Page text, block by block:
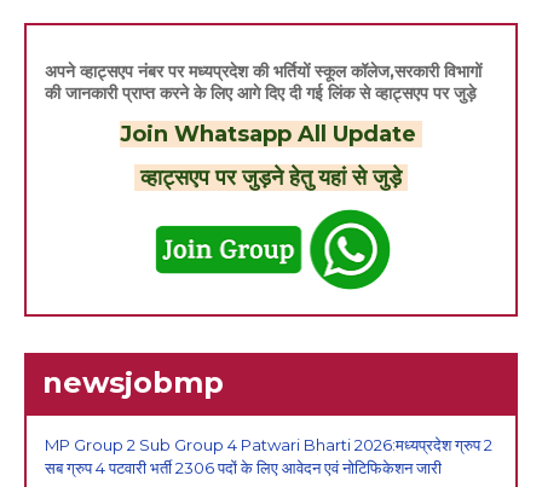
अपने व्हाट्सएप नंबर पर मध्यप्रदेश की भर्तियों स्कूल कॉलेज,सरकारी विभागों
की जानकारी प्राप्त करने के लिए आगे दिए दी गई लिंक से व्हाट्सएप पर जुड़े
Join Whatsapp All Update
व्हाट्सएप पर जुड़ने हेतु यहां से जुड़े
newsjobmp
MP Group 2 Sub Group 4 Patwari Bharti 2026:मध्यप्रदेश ग्रुप 2
सब ग्रुप 4 पटवारी भर्ती 2306 पदों के लिए आवेदन एवं नोटिफिकेशन जारी